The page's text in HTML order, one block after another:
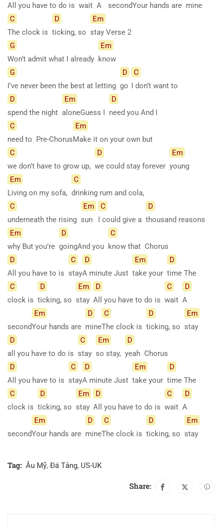
All you have to do is wait A
secondYour hands are mine
C
The clock is
D
ticking, so
Em
stay Verse 2
G
Won’t admit what I already
Em
know
G
I’ve never been the best at letting
D
go
C
I don’t want to
D
spend the night
Em
aloneGuess I
D
need you And I
C
need to Pre-Chorus
Em
Make it on your own but
C
we don’t have to grow up,
D
we could stay forever
Em
young
Em
Living on my sofa,
C
drinking rum and cola,
C
underneath the rising
Em
sun
C
I could give a
D
thousand reasons
Em
why But you’re
D
goingAnd you
C
know that Chorus
D
All you have to is
C
stay
D
A minute Just
Em
take your
D
time The
C
clock is
D
ticking, so
Em
stay
D
All you have to do is
C
wait
D
A
second
Em
Your hands are
D
mine
C
The clock is
D
ticking, so
Em
stay
D
all you have to do is
C
stay
Em
so stay,
D
yeah Chorus
D
All you have to is
C
stay
D
A minute Just
Em
take your
D
time The
C
clock is
D
ticking, so
Em
stay
D
All you have to do is
C
wait
D
A
second
Em
Your hands are
D
mine
C
The clock is
D
ticking, so
Em
stay
Tag: Âu Mỹ, Đá Tảng, US-UK
Share: